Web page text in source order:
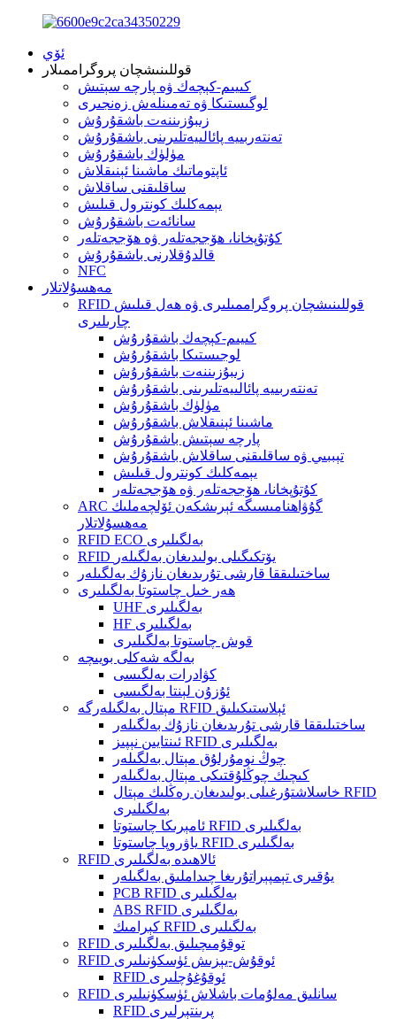
ئۆي
قوللىنىشچان پروگراممىلار
كىيىم-كېچەك ۋە پارچە سېتىش
لوگىستىكا ۋە تەمىنلەش زەنجىرى
زىبۇزىننەت باشقۇرۇش
تەنتەربىيە پائالىيەتلىرىنى باشقۇرۇش
مۈلۈك باشقۇرۇش
ئاپتوماتىك ماشىنا ئېنىقلاش
ساقلىقنى ساقلاش
يېمەكلىك كونترول قىلىش
سانائەت باشقۇرۇش
كۇتۇپخانا، ھۆججەتلەر ۋە ھۆججەتلەر
قالدۇقلارنى باشقۇرۇش
NFC
مەھسۇلاتلار
RFID قوللىنىشچان پروگراممىلىرى ۋە ھەل قىلىش
چارىلىرى
كىيىم-كېچەك باشقۇرۇش
لوجىستىكا باشقۇرۇش
زىبۇزىننەت باشقۇرۇش
تەنتەربىيە پائالىيەتلىرىنى باشقۇرۇش
مۈلۈك باشقۇرۇش
ماشىنا ئېنىقلاش باشقۇرۇش
پارچە سېتىش باشقۇرۇش
تېببىي ۋە ساقلىقنى ساقلاش باشقۇرۇش
يېمەكلىك كونترول قىلىش
كۇتۇپخانا، ھۆججەتلەر ۋە ھۆججەتلەر
ARC گۇۋاھنامىسىگە ئېرىشكەن ئۆلچەملىك
مەھسۇلاتلار
RFID ECO بەلگىلىرى
RFID يۆتكىگىلى بولىدىغان بەلگىلەر
ساختىلىققا قارشى تۇرىدىغان نازۇك بەلگىلەر
ھەر خىل چاستوتا بەلگىلىرى
UHF بەلگىلىرى
HF بەلگىلىرى
قوش چاستوتا بەلگىلىرى
بەلگە شەكلى بويىچە
كۋادرات بەلگىسى
ئۇزۇن لېنتا بەلگىسى
مېتال بەلگىلەرگە RFID ئېلاستىكىلىق
ساختىلىققا قارشى تۇرىدىغان نازۇك بەلگىلەر
ئىنتايىن نېپىز RFID بەلگىلىرى
چوڭ نومۇرلۇق مېتال بەلگىلەر
كىچىك چوڭلۇقتىكى مېتال بەلگىلەر
خاسلاشتۇرغىلى بولىدىغان رەڭلىك مېتال RFID
بەلگىلىرى
ئامېرىكا چاستوتا RFID بەلگىلىرى
ياۋروپا چاستوتا RFID بەلگىلىرى
RFID ئالاھىدە بەلگىلىرى
يۇقىرى تېمپېراتۇرىغا چىداملىق بەلگىلەر
PCB RFID بەلگىلىرى
ABS RFID بەلگىلىرى
كېرامىك RFID بەلگىلىرى
RFID توقۇمىچىلىق بەلگىلىرى
RFID ئوقۇش-يېزىش ئۈسكۈنىلىرى
RFID ئوقۇغۇچلىرى
RFID سانلىق مەلۇمات باشلاش ئۈسكۈنىلىرى
RFID پرىنتېرلىرى